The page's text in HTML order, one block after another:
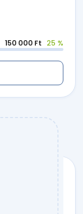
150 000 Ft 25 %